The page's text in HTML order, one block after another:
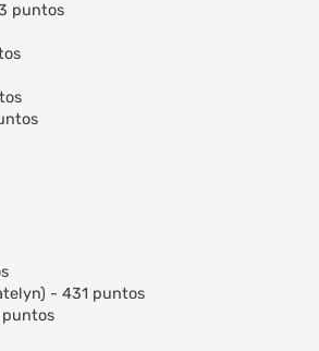
puntos
- 431 puntos